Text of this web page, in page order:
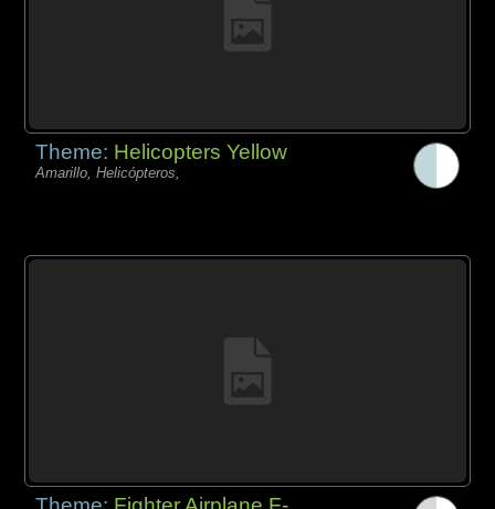
Theme: Helicopters Yellow
Amarillo, Helicópteros,